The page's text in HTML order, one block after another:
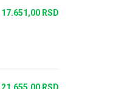
17.651,00 RSD